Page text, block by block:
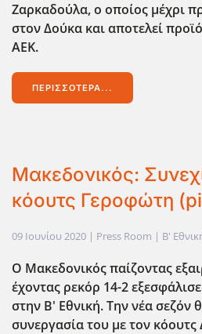
Ζαρκαδούλα, ο οποίος μέχρι
στον Δούκα και αποτελεί
ΑΕΚ.
ΠΕΡΙΣΣΌΤΕΡΑ...
Μακεδονικός:
κόουτς Γεροφώτη
09 Ιουνίου 2020 | Press Room | Β'
Ο Μακεδονικός παίζοντας
έχοντας ρεκόρ 14-2
στην Β' Εθνική. Την νέα σεζόν
συνεργασία του με τον